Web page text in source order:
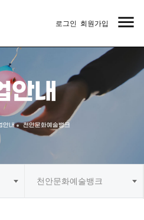
menu
로그인 회원가입
안내
안내 천안문화예술뱅크
천안문화예술뱅크